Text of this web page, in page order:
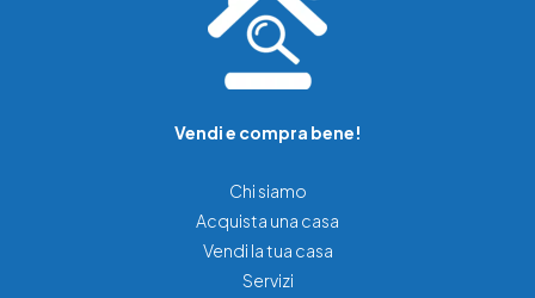
Vendi e compra bene!
Chi siamo
Acquista una casa
Vendi la tua casa
Servizi